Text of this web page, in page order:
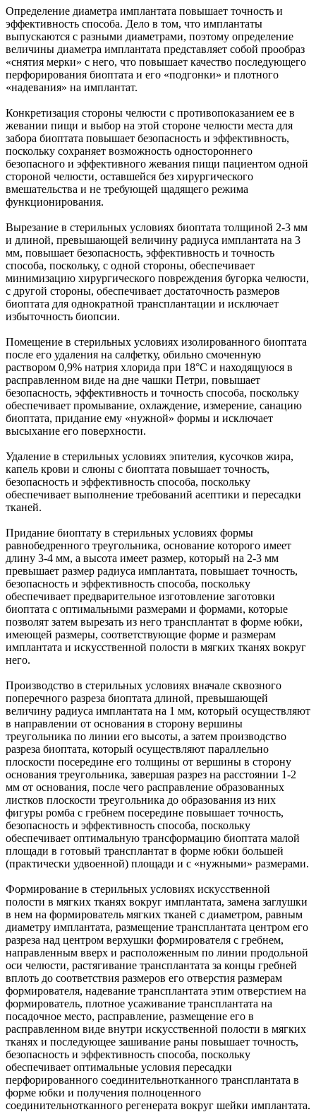
Определение диаметра имплантата повышает точность и
эффективность способа. Дело в том, что имплантаты
выпускаются с разными диаметрами, поэтому определение
величины диаметра имплантата представляет собой прообраз
«снятия мерки» с него, что повышает качество последующего
перфорирования биоптата и его «подгонки» и плотного
«надевания» на имплантат.
Конкретизация стороны челюсти с противопоказанием ее в
жевании пищи и выбор на этой стороне челюсти места для
забора биоптата повышает безопасность и эффективность,
поскольку сохраняет возможность одностороннего
безопасного и эффективного жевания пищи пациентом одной
стороной челюсти, оставшейся без хирургического
вмешательства и не требующей щадящего режима
функционирования.
Вырезание в стерильных условиях биоптата толщиной 2-3 мм
и длиной, превышающей величину радиуса имплантата на 3
мм, повышает безопасность, эффективность и точность
способа, поскольку, с одной стороны, обеспечивает
минимизацию хирургического повреждения бугорка челюсти,
с другой стороны, обеспечивает достаточность размеров
биоптата для однократной трансплантации и исключает
избыточность биопсии.
Помещение в стерильных условиях изолированного биоптата
после его удаления на салфетку, обильно смоченную
раствором 0,9% натрия хлорида при 18°C и находящуюся в
расправленном виде на дне чашки Петри, повышает
безопасность, эффективность и точность способа, поскольку
обеспечивает промывание, охлаждение, измерение, санацию
биоптата, придание ему «нужной» формы и исключает
высыхание его поверхности.
Удаление в стерильных условиях эпителия, кусочков жира,
капель крови и слюны с биоптата повышает точность,
безопасность и эффективность способа, поскольку
обеспечивает выполнение требований асептики и пересадки
тканей.
Придание биоптату в стерильных условиях формы
равнобедренного треугольника, основание которого имеет
длину 3-4 мм, а высота имеет размер, который на 2-3 мм
превышает размер радиуса имплантата, повышает точность,
безопасность и эффективность способа, поскольку
обеспечивает предварительное изготовление заготовки
биоптата с оптимальными размерами и формами, которые
позволят затем вырезать из него трансплантат в форме юбки,
имеющей размеры, соответствующие форме и размерам
имплантата и искусственной полости в мягких тканях вокруг
него.
Производство в стерильных условиях вначале сквозного
поперечного разреза биоптата длиной, превышающей
величину радиуса имплантата на 1 мм, который осуществляют
в направлении от основания в сторону вершины
треугольника по линии его высоты, а затем производство
разреза биоптата, который осуществляют параллельно
плоскости посередине его толщины от вершины в сторону
основания треугольника, завершая разрез на расстоянии 1-2
мм от основания, после чего расправление образованных
листков плоскости треугольника до образования из них
фигуры ромба с гребнем посередине повышает точность,
безопасность и эффективность способа, поскольку
обеспечивает оптимальную трансформацию биоптата малой
площади в готовый трансплантат в форме юбки большей
(практически удвоенной) площади и с «нужными» размерами.
Формирование в стерильных условиях искусственной
полости в мягких тканях вокруг имплантата, замена заглушки
в нем на формирователь мягких тканей с диаметром, равным
диаметру имплантата, размещение трансплантата центром его
разреза над центром верхушки формирователя с гребнем,
направленным вверх и расположенным по линии продольной
оси челюсти, растягивание трансплантата за концы гребней
вплоть до соответствия размеров его отверстия размерам
формирователя, надевание трансплантата этим отверстием на
формирователь, плотное усаживание трансплантата на
посадочное место, расправление, размещение его в
расправленном виде внутри искусственной полости в мягких
тканях и последующее зашивание раны повышает точность,
безопасность и эффективность способа, поскольку
обеспечивает оптимальные условия пересадки
перфорированного соединительнотканного трансплантата в
форме юбки и получения полноценного
соединительнотканного регенерата вокруг шейки имплантата.